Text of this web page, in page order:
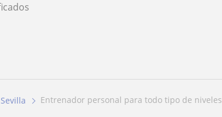
Sevilla entrenador personal para todo tipo de niveles